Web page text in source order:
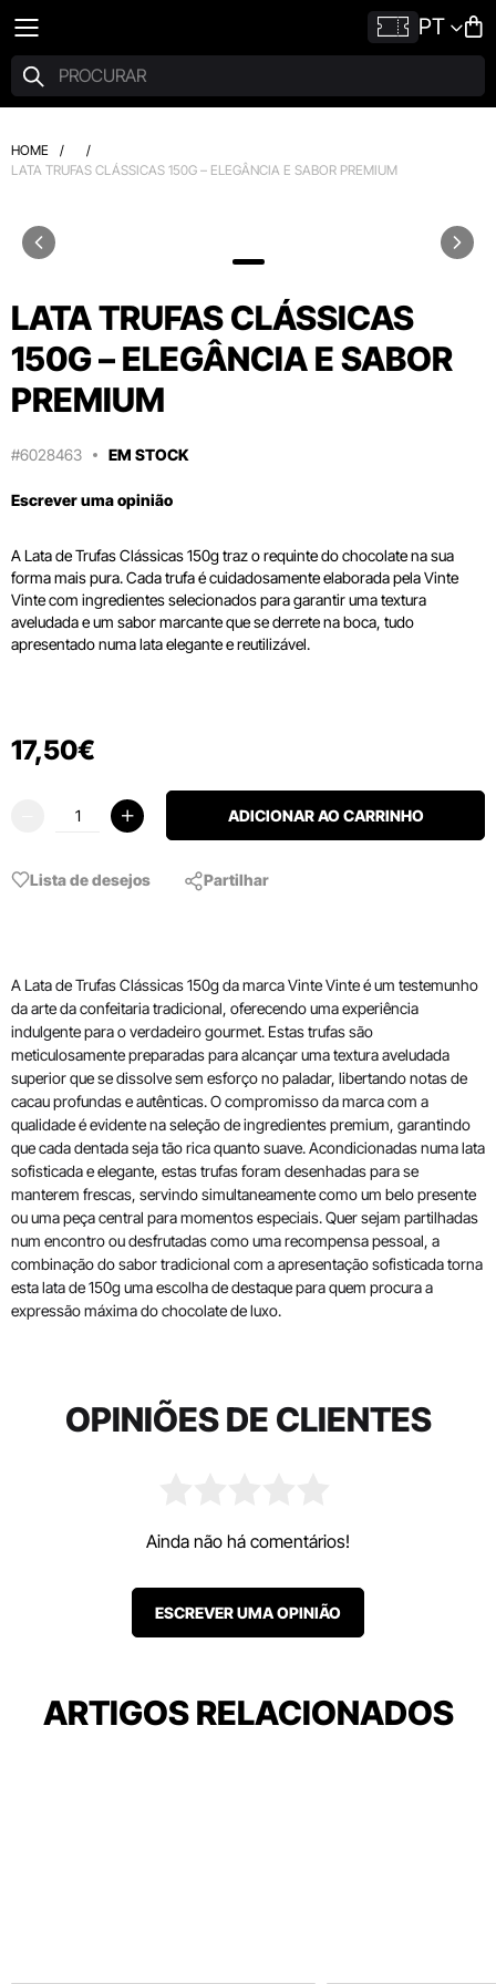
PT
HOME /
/
LATA TRUFAS CLÁSSICAS 150G – ELEGÂNCIA E SABOR PREMIUM
LATA TRUFAS CLÁSSICAS
150G – ELEGÂNCIA E SABOR
PREMIUM
#6028463 EM STOCK
Escrever uma opinião
A Lata de Trufas Clássicas 150g traz o requinte do chocolate na sua
forma mais pura. Cada trufa é cuidadosamente elaborada pela Vinte
Vinte com ingredientes selecionados para garantir uma textura
aveludada e um sabor marcante que se derrete na boca, tudo
apresentado numa lata elegante e reutilizável.
17,50€
ADICIONAR AO CARRINHO
Lista de desejos Partilhar
A Lata de Trufas Clássicas 150g da marca Vinte Vinte é um testemunho
da arte da confeitaria tradicional, oferecendo uma experiência
indulgente para o verdadeiro gourmet. Estas trufas são
meticulosamente preparadas para alcançar uma textura aveludada
superior que se dissolve sem esforço no paladar, libertando notas de
cacau profundas e autênticas. O compromisso da marca com a
qualidade é evidente na seleção de ingredientes premium, garantindo
que cada dentada seja tão rica quanto suave. Acondicionadas numa lata
sofisticada e elegante, estas trufas foram desenhadas para se
manterem frescas, servindo simultaneamente como um belo presente
ou uma peça central para momentos especiais. Quer sejam partilhadas
num encontro ou desfrutadas como uma recompensa pessoal, a
combinação do sabor tradicional com a apresentação sofisticada torna
esta lata de 150g uma escolha de destaque para quem procura a
expressão máxima do chocolate de luxo.
OPINIÕES DE CLIENTES
Ainda não há comentários!
ESCREVER UMA OPINIÃO
ARTIGOS RELACIONADOS